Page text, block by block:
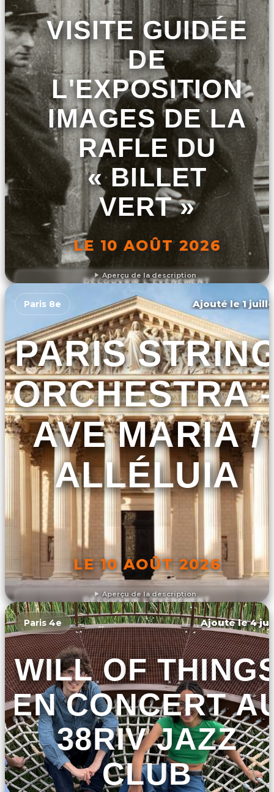
Aperçu de la description
VISITE GUIDÉE
DE
L'EXPOSITION
IMAGES DE LA
RAFLE DU
« BILLET
VERT »
LE 10 AOÛT 2026
DÉCOUVRIR L'ÉVÉNEMENT
Aperçu de la description
Paris 8e Ajouté le 1
PARIS
ORCHESTRA
AVE MARIA /
ALLÉLUIA
LE 10 AOÛT 2026
DÉCOUVRIR L'ÉVÉNEMENT
Paris 4e Ajouté le 4
WILL OF
EN CONCERT
38RIV JAZZ
CLUB